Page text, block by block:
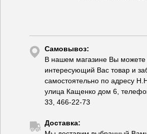
Самовывоз:
В нашем магазине Вы можете
интересующий Вас товар и
самостоятельно по адресу
улица Кащенко дом 6,
33, 466-22-73
Доставка: